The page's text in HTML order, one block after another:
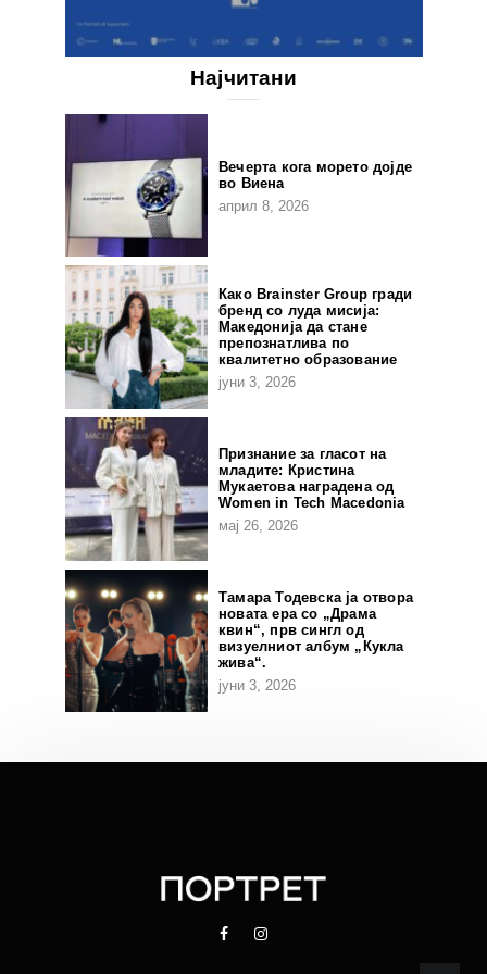
Најчитани
Вечерта кога морето дојде
во Виена
април 8, 2026
Како Brainster Group гради
бренд со луда мисија:
Македонија да стане
препознатлива по
квалитетно образование
јуни 3, 2026
Признание за гласот на
младите: Кристина
Мукаетова наградена од
Women in Tech Macedonia
мај 26, 2026
Тамара Тодевска ја отвора
новата ера со „Драма
квин“, прв сингл од
визуелниот албум „Кукла
жива“.
јуни 3, 2026